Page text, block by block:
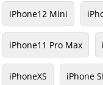
iPhone12 Mini
iPhone11 Pro Max
iPhoneXS iPhone